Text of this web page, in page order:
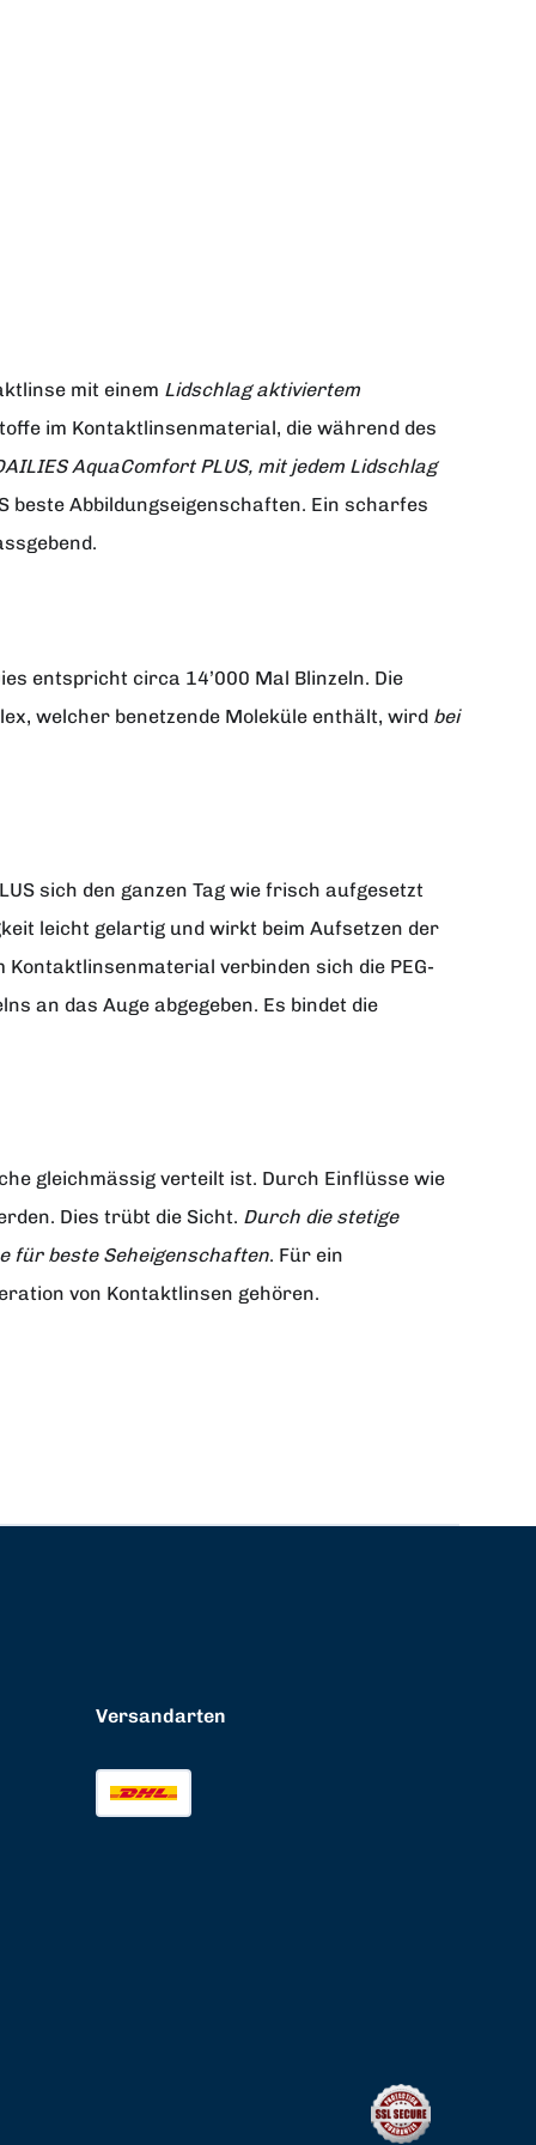
mit einem Lidschlag aktiviertem
im Kontaktlinsenmaterial, die während des
AquaComfort PLUS, mit jedem Lidschlag
beste Abbildungseigenschaften. Ein scharfes
entspricht circa 14’000 Mal Blinzeln. Die
welcher benetzende Moleküle enthält, wird bei
sich den ganzen Tag wie frisch aufgesetzt
leicht gelartig und wirkt beim Aufsetzen der
verbinden sich die PEG-
an das Auge abgegeben. Es bindet die
gleichmässig verteilt ist. Durch Einflüsse wie
Dies trübt die Sicht. Durch die stetige
für beste Seheigenschaften. Für ein
von Kontaktlinsen gehören.
Versandarten